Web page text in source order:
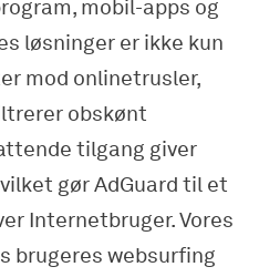
mobil-apps og
løsninger er ikke kun
mod onlinetrusler,
obskønt
tilgang giver
gør AdGuard til et
Internetbruger. Vores
brugeres websurfing